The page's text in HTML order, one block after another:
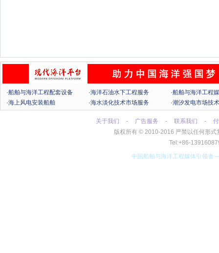
·船舶与海洋工程配套设备 ·海洋石油水下工程服务
·船舶与海洋工程
·海上风电安装船舶
·海水淡化技术市场服务 ·潮汐发电市场技
关于我们 - 广告服务 - 联系我们 -
版权所有 © 2010-2016 严禁以任何形
Tel:+86-
中国船舶与海洋工程媒体引领者